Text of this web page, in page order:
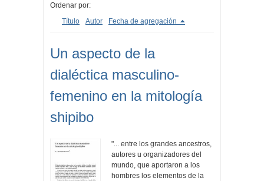
Ordenar por:
Título
Autor Fecha de agregación
Un aspecto de la
dialéctica masculino-
femenino en la mitología
shipibo
"... entre los grandes ancestros,
autores u organizadores del
mundo, que aportaron a los
hombres los elementos de la